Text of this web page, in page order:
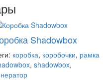
Shadowbox
коробка, коробочки, рамка
, shadowbox,